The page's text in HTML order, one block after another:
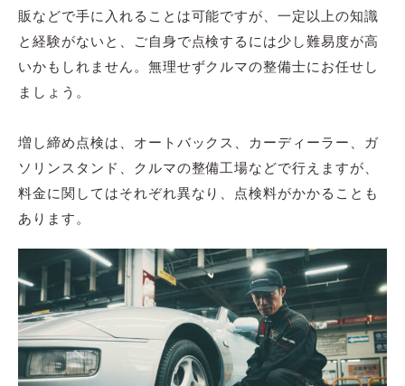
販などで手に入れることは可能ですが、一定以上の知識
と経験がないと、ご自身で点検するには少し難易度が高
いかもしれません。無理せずクルマの整備士にお任せし
ましょう。
増し締め点検は、オートバックス、カーディーラー、ガ
ソリンスタンド、クルマの整備工場などで行えますが、
料金に関してはそれぞれ異なり、点検料がかかることも
あります。